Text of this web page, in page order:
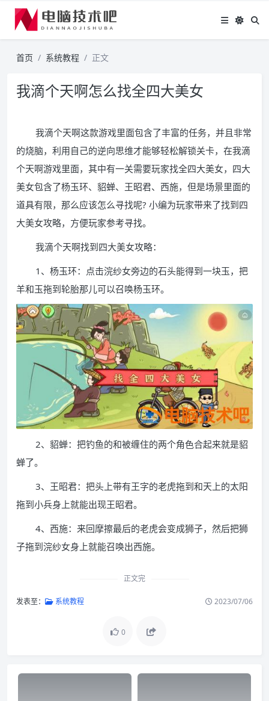
首页 系统教程 正文
我滴个天啊怎么找全四大美女
我滴个天啊这款游戏里面包含了丰富的任务，并且非常
的烧脑，利用自己的逆向思维才能够轻松解锁关卡，在我滴
个天啊游戏里面，其中有一关需要玩家找全四大美女，四大
美女包含了杨玉环、貂蝉、王昭君、西施，但是场景里面的
道具有限，那么应该怎么寻找呢? 小编为玩家带来了找到四
大美女攻略，方便玩家参考寻找。
我滴个天啊找到四大美女攻略：
1、杨玉环：点击浣纱女旁边的石头能得到一块玉，把
羊和玉拖到轮胎那儿可以召唤杨玉环。
2、貂蝉：把钓鱼的和被缠住的两个角色合起来就是貂
蝉了。
3、王昭君：把头上带有王字的老虎拖到和天上的太阳
拖到小兵身上就能出现王昭君。
4、西施：来回摩擦最后的老虎会变成狮子，然后把狮
子拖到浣纱女身上就能召唤出西施。
正文完
发表至： 系统教程 2023/07/06
0